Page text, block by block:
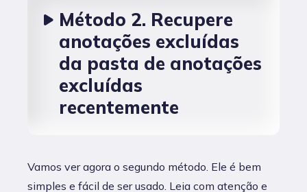
Método 2. Recupere
anotações excluídas
da pasta de anotações
excluídas
recentemente
Vamos ver agora o segundo método. Ele é bem
simples e fácil de ser usado. Leia com atenção e